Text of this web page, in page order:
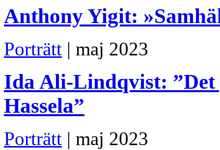
Anthony Yigit:
Porträtt | maj 2023
Ida Ali-Lindqvist: ”Det
Hassela”
Porträtt | maj 2023